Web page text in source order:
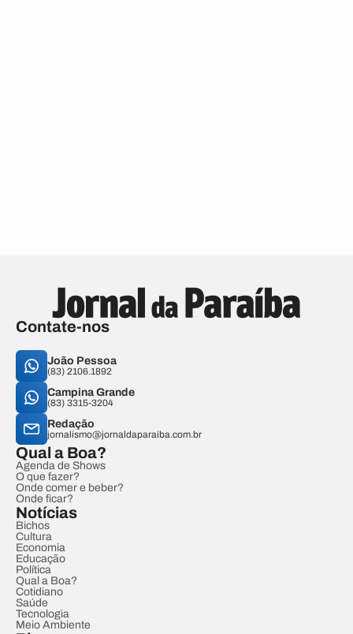
Contate-nos
João Pessoa
(83) 2106.1892
Campina Grande
(83) 3315-3204
Redação
jornalismo@jornaldaparaiba.com.br
Qual a Boa?
Agenda de Shows
O que fazer?
Onde comer e beber?
Onde ficar?
Notícias
Bichos
Cultura
Economia
Educação
Política
Qual a Boa?
Cotidiano
Saúde
Tecnologia
Meio Ambiente